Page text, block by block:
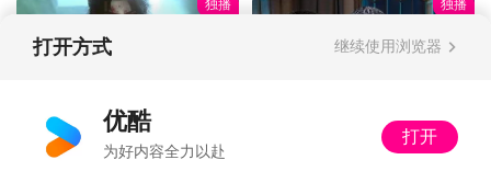
独播
光阴之外🦵半截队长
手脚全无，却狂笑抢到血肉
独播
以法之名🔍暂停离职
打开方式 继续使用浏览器
优酷
为好内容全力以赴
打开